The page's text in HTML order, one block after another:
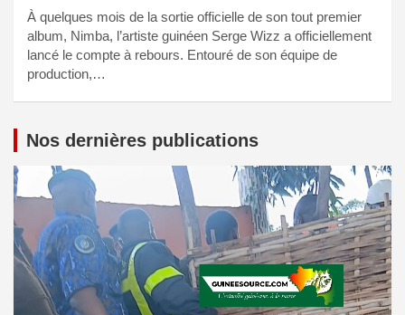
À quelques mois de la sortie officielle de son tout premier
album, Nimba, l’artiste guinéen Serge Wizz a officiellement
lancé le compte à rebours. Entouré de son équipe de
production,…
Nos dernières publications